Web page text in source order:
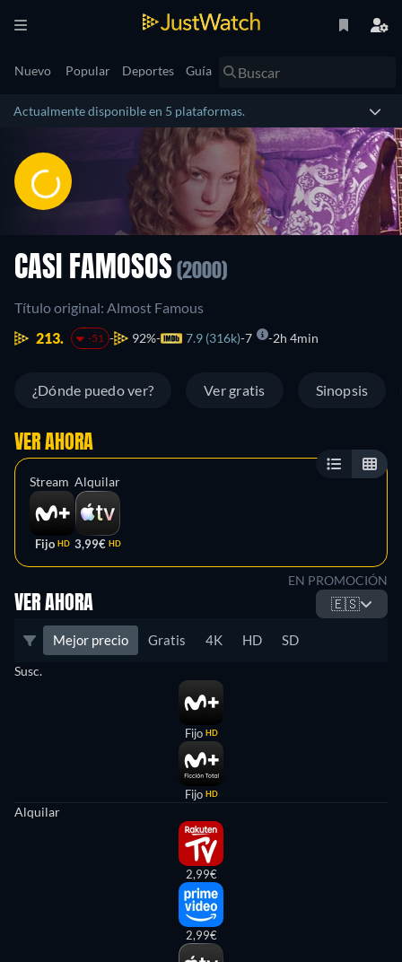
Nuevo Popular Deportes Guía
Actualmente disponible en 5 plataformas.
CASI FAMOSOS (2000)
Título original: Almost Famous
213.
-51 92% 7.9 (316k) 7 2h 4min
¿Dónde puedo ver? Ver gratis Sinopsis
VER AHORA
Stream
Fijo HD
Alquilar
3,99€ HD
EN PROMOCIÓN
VER AHORA 🇪🇸
Mejor precio Gratis 4K HD SD
Susc.
Fijo HD
Fijo HD
Alquilar
2,99€
2,99€